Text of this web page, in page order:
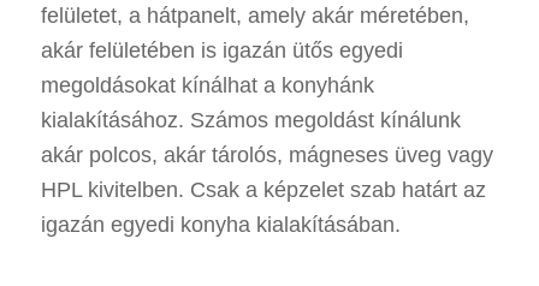
felületet, a hátpanelt, amely akár méretében,
akár felületében is igazán ütős egyedi
megoldásokat kínálhat a konyhánk
kialakításához. Számos megoldást kínálunk
akár polcos, akár tárolós, mágneses üveg vagy
HPL kivitelben. Csak a képzelet szab határt az
igazán egyedi konyha kialakításában.